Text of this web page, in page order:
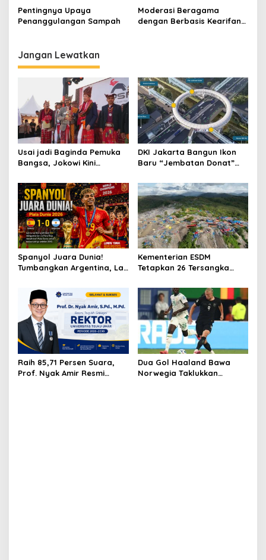
Ilmu Pertanian
Simpatisan
Pentingnya Upaya
Penanggulangan Sampah
Moderasi Beragama
dengan Berbasis Kearifan
Jangan Lewatkan
Usai jadi Baginda Pemuka
Bangsa, Jokowi Kini
DKI Jakarta Bangun Ikon
Baru “Jembatan Donat”
Spanyol Juara Dunia!
Tumbangkan Argentina, La
Piala Dunia 2026
Kementerian ESDM
Tetapkan 26 Tersangka
Gunung Botak
Raih 85,71 Persen Suara,
Prof. Nyak Amir Resmi
Dua Gol Haaland Bawa
Norwegia Taklukkan